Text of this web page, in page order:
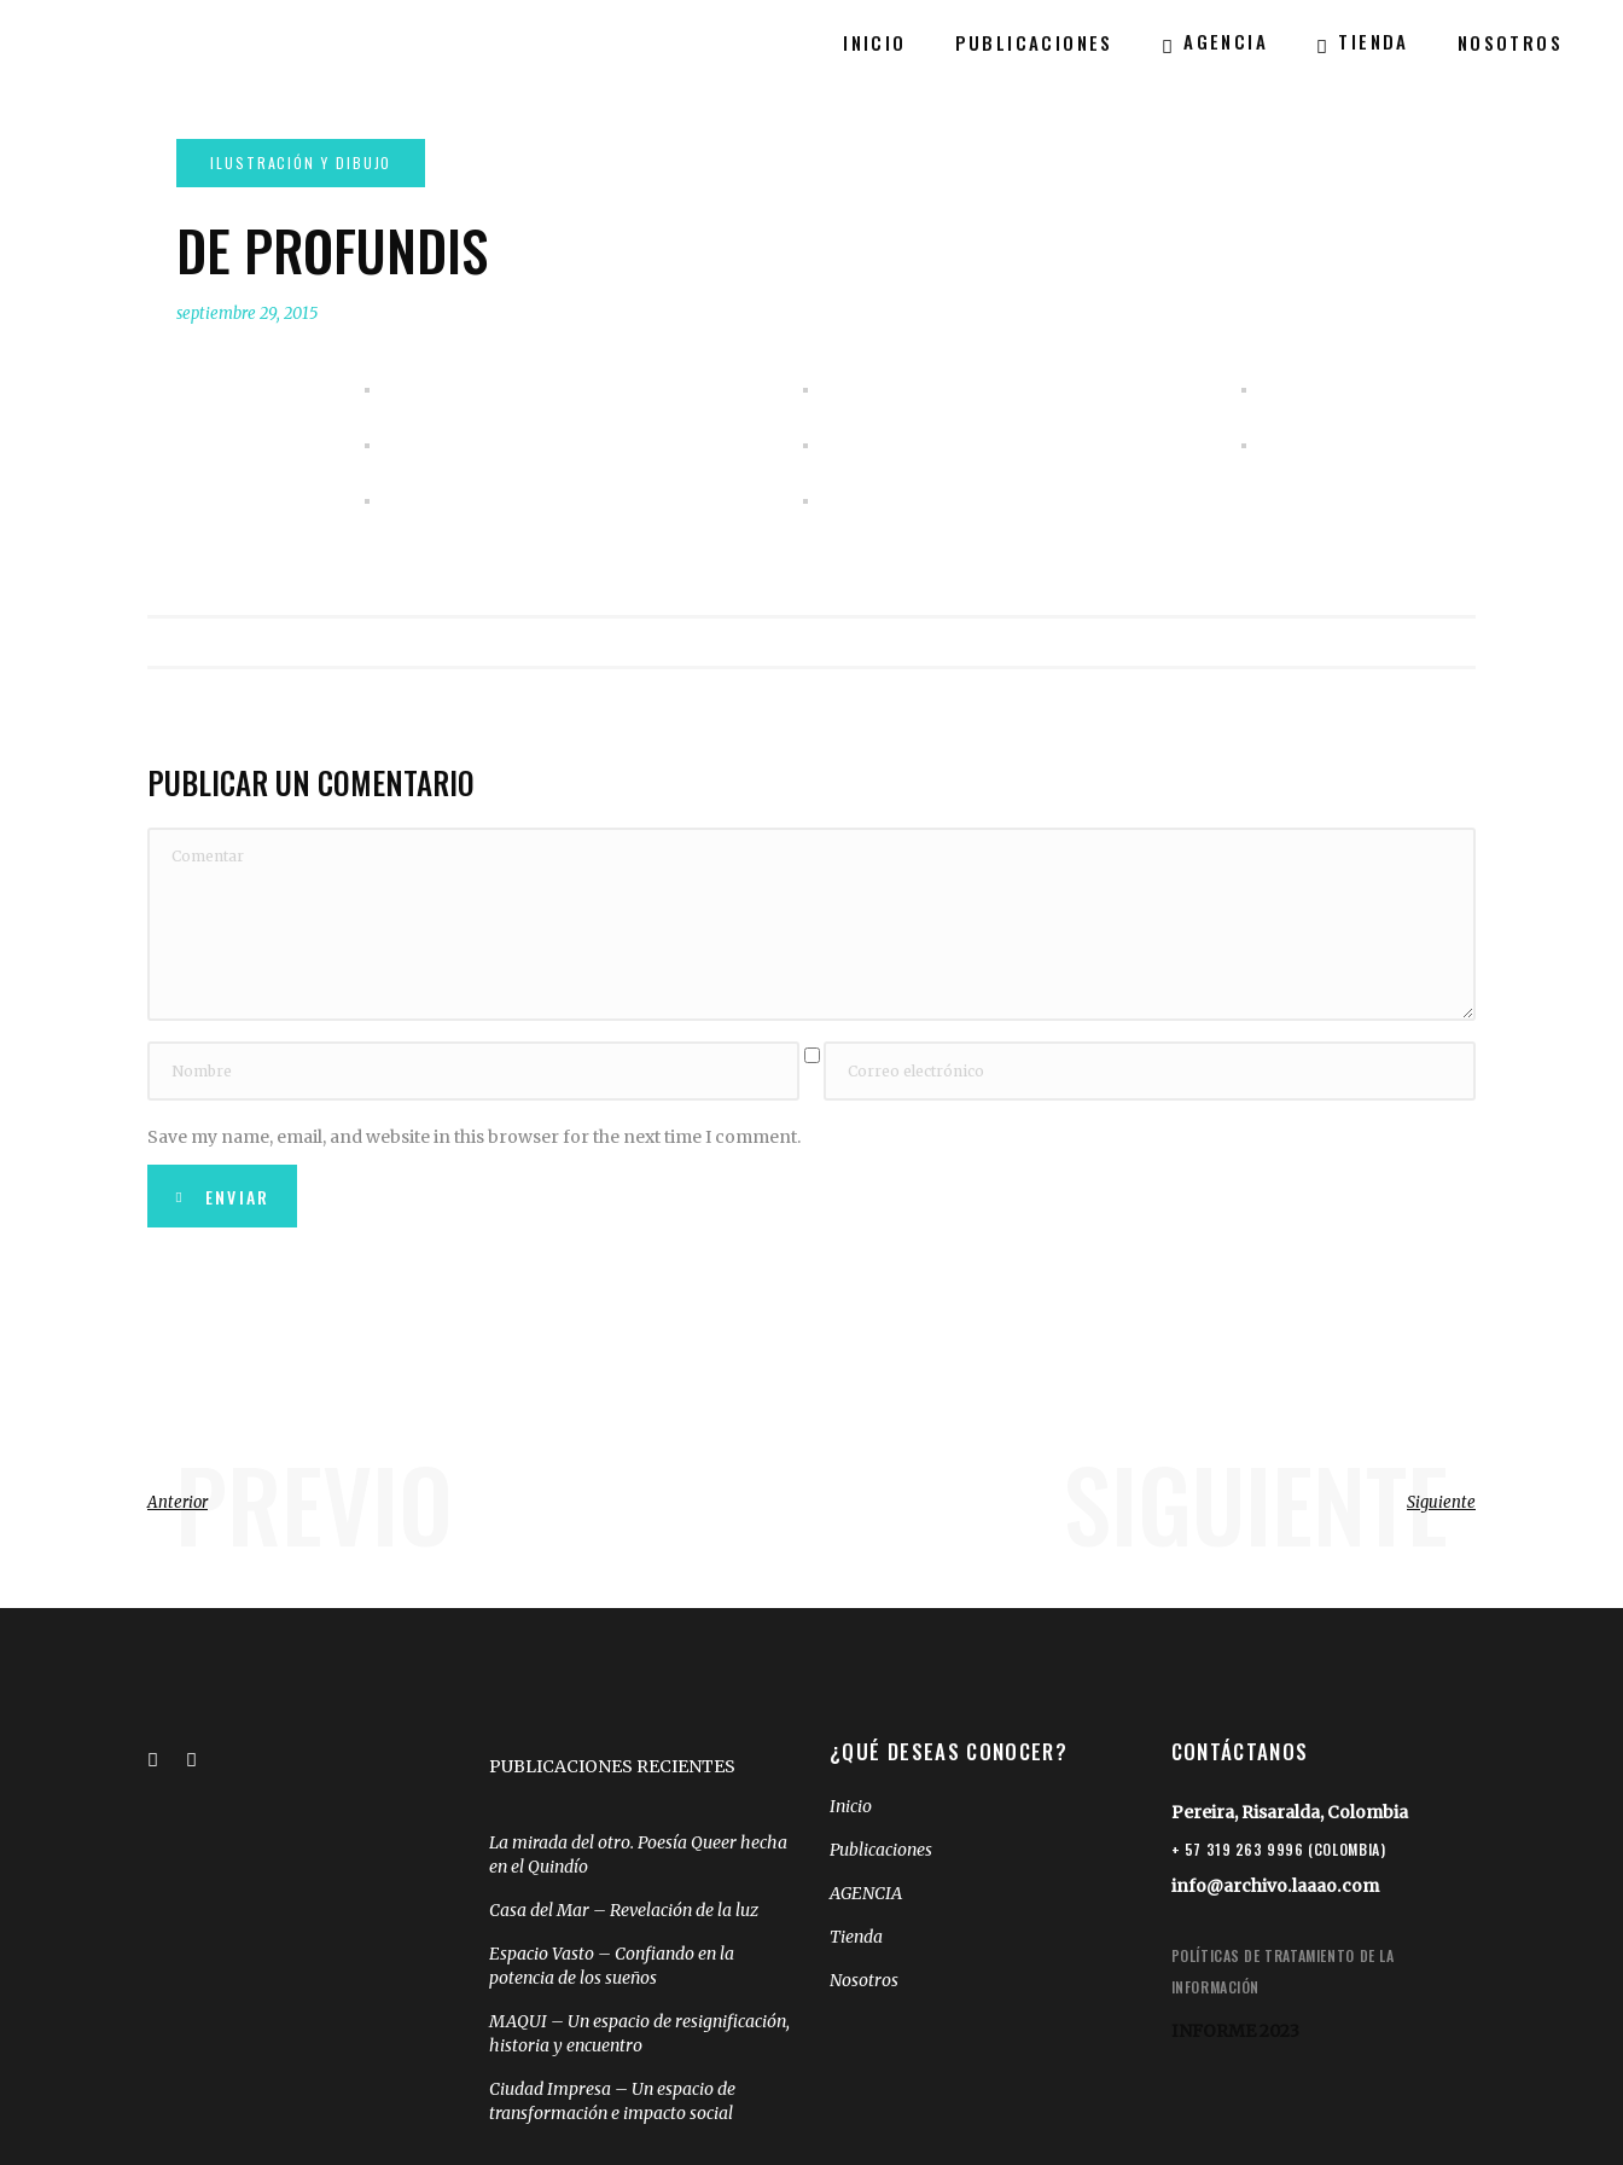
INICIO PUBLICACIONES AGENCIA TIENDA NOSOTROS
DE PROFUNDIS
septiembre 29, 2015
PUBLICAR UN COMENTARIO
Save my name, email, and website in this browser for the next time I comment.
ENVIAR
PREVIO
Anterior SIGUIENTE
Siguiente
PUBLICACIONES RECIENTES
La mirada del otro. Poesía Queer hecha
en el Quindío
Casa del Mar – Revelación de la luz
Espacio Vasto – Confiando en la
potencia de los sueños
MAQUI – Un espacio de resignificación,
historia y encuentro
Ciudad Impresa – Un espacio de
transformación e impacto social
¿QUÉ DESEAS CONOCER?
Inicio
Publicaciones
AGENCIA
Tienda
Nosotros
CONTÁCTANOS
Pereira, Risaralda, Colombia
+ 57 319 263 9996 (COLOMBIA)
info@archivo.laaao.com
POLÍTICAS DE TRATAMIENTO DE LA
INFORMACIÓN